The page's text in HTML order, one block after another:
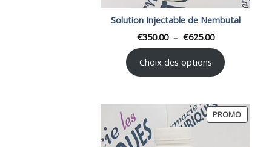
Solution Injectable de Nembutal
€350.00 – €625.00Plage
prix :
€350.00
€625.00
Choix des options
PROMOPRODUIT
EN